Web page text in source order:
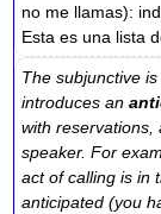
no me llamas):
Esta es una lista
The subjunctive
introduces an
with reservations,
speaker. For
act of calling is in
anticipated (you